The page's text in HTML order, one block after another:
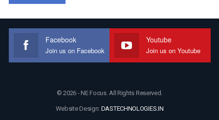
Facebook
Join us on Facebook
Youtube
Join us on Youtube
© 2026 - NE Focus. All Rights Reserved.
Website Design: DASTECHNOLOGIES.IN